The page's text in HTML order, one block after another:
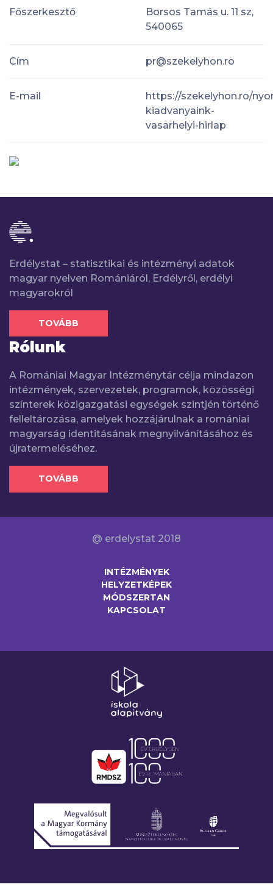
Főszerkesztő
Borsos Tamás u. 11 sz,
540065
Cím pr@szekelyhon.ro
E-mail
https://szekelyhon.ro/
kiadvanyaink-
vasarhelyi-hirlap
Erdélystat – statisztikai és intézményi adatok
magyar nyelven Romániáról, Erdélyről, erdélyi
magyarokról
TOVÁBB
Rólunk
A Romániai Magyar Intézménytár célja mindazon
intézmények, szervezetek, programok, közösségi
színterek közigazgatási egységek szintjén történő
felleltározása, amelyek hozzájárulnak a romániai
magyarság identitásának megnyilvánításához és
újratermeléséhez.
TOVÁBB
@ erdelystat 2018
INTÉZMÉNYEK
HELYZETKÉPEK
MÓDSZERTAN
KAPCSOLAT